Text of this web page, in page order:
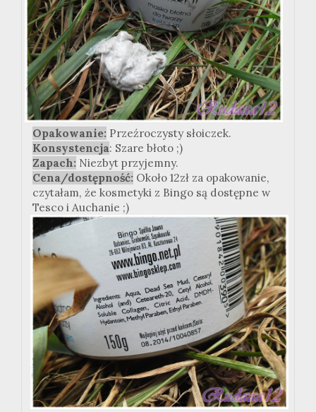
Opakowanie: Przeźroczysty słoiczek.
Konsystencja: Szare błoto ;)
Zapach: Niezbyt przyjemny.
Cena/dostępność: Około 12zł za opakowanie,
czytałam, że kosmetyki z Bingo są dostępne w
Tesco i Auchanie ;)